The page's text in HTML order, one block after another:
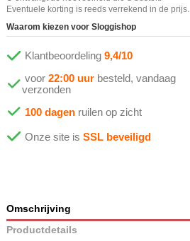
Eventuele korting is reeds verrekend in de prijs.
Waarom kiezen voor Sloggishop
Klantbeoordeling 9,4/10
voor 22:00 uur besteld, vandaag
verzonden
100 dagen ruilen op zicht
Onze site is SSL beveiligd
Omschrijving
Productdetails